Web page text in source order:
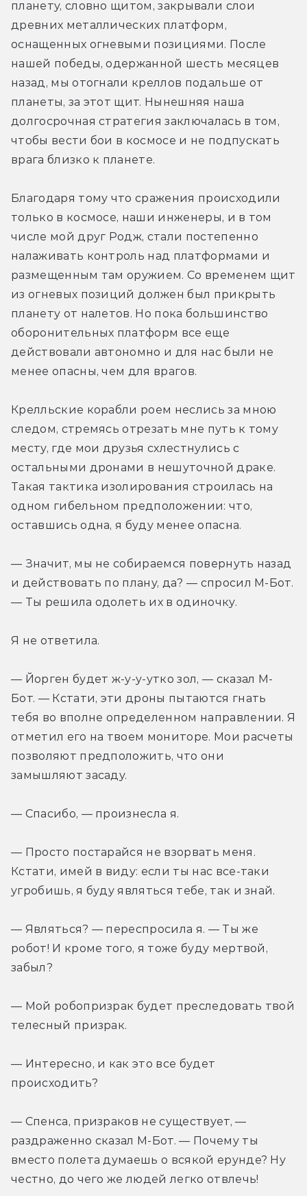
планету, словно щитом, закрывали слои
древних металлических платформ,
оснащенных огневыми позициями. После
нашей победы, одержанной шесть месяцев
назад, мы отогнали креллов подальше от
планеты, за этот щит. Нынешняя наша
долгосрочная стратегия заключалась в том,
чтобы вести бои в космосе и не подпускать
врага близко к планете.
Благодаря тому что сражения происходили
только в космосе, наши инженеры, и в том
числе мой друг Родж, стали постепенно
налаживать контроль над платформами и
размещенным там оружием. Со временем щит
из огневых позиций должен был прикрыть
планету от налетов. Но пока большинство
оборонительных платформ все еще
действовали автономно и для нас были не
менее опасны, чем для врагов.
Крелльские корабли роем неслись за мною
следом, стремясь отрезать мне путь к тому
месту, где мои друзья схлестнулись с
остальными дронами в нешуточной драке.
Такая тактика изолирования строилась на
одном гибельном предположении: что,
оставшись одна, я буду менее опасна.
— Значит, мы не собираемся повернуть назад
и действовать по плану, да? — спросил М-Бот.
— Ты решила одолеть их в одиночку.
Я не ответила.
— Йорген будет ж-у-у-утко зол, — сказал М-
Бот. — Кстати, эти дроны пытаются гнать
тебя во вполне определенном направлении. Я
отметил его на твоем мониторе. Мои расчеты
позволяют предположить, что они
замышляют засаду.
— Спасибо, — произнесла я.
— Просто постарайся не взорвать меня.
Кстати, имей в виду: если ты нас все-таки
угробишь, я буду являться тебе, так и знай.
— Являться? — переспросила я. — Ты же
робот! И кроме того, я тоже буду мертвой,
забыл?
— Мой робопризрак будет преследовать твой
телесный призрак.
— Интересно, и как это все будет
происходить?
— Спенса, призраков не существует, —
раздраженно сказал М-Бот. — Почему ты
вместо полета думаешь о всякой ерунде? Ну
честно, до чего же людей легко отвлечь!